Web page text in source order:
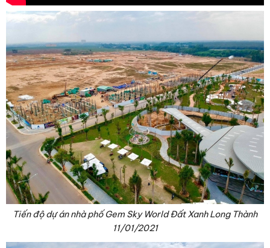
Tiến độ dự án nhà phố Gem Sky World Đất Xanh Long Thành
11/01/2021